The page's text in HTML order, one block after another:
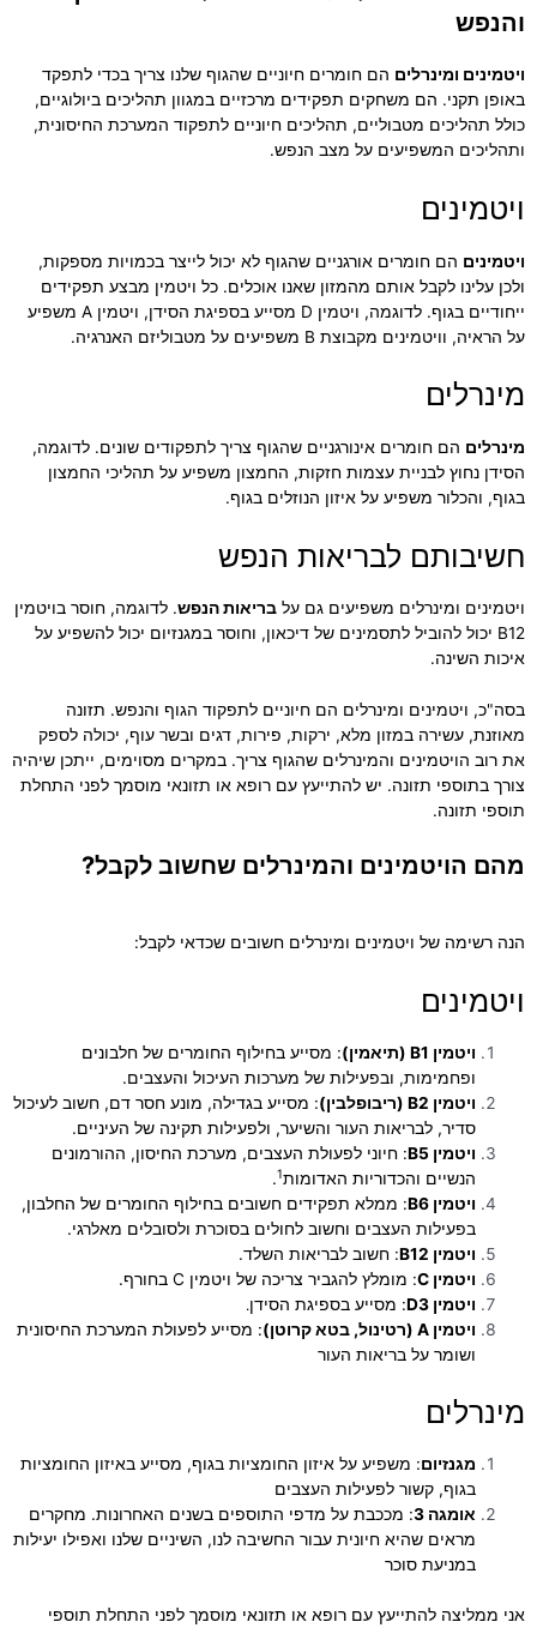
והנפש
ויטמינים ומינרלים הם חומרים חיוניים שהגוף שלנו צריך בכדי לתפקד
באופן תקני. הם משחקים תפקידים מרכזיים במגוון תהליכים ביולוגיים,
כולל תהליכים מטבוליים, תהליכים חיוניים לתפקוד המערכת החיסונית,
ותהליכים המשפיעים על מצב הנפש.
ויטמינים
ויטמינים הם חומרים אורגניים שהגוף לא יכול לייצר בכמויות מספקות,
ולכן עלינו לקבל אותם מהמזון שאנו אוכלים. כל ויטמין מבצע תפקידים
ייחודיים בגוף. לדוגמה, ויטמין D מסייע בספיגת הסידן, ויטמין A משפיע
על הראיה, וויטמינים מקבוצת B משפיעים על מטבוליזם האנרגיה.
מינרלים
מינרלים הם חומרים אינורגניים שהגוף צריך לתפקודים שונים. לדוגמה,
הסידן נחוץ לבניית עצמות חזקות, החמצון משפיע על תהליכי החמצון
בגוף, והכלור משפיע על איזון הנוזלים בגוף.
חשיבותם לבריאות הנפש
ויטמינים ומינרלים משפיעים גם על בריאות הנפש. לדוגמה, חוסר בויטמין
B12 יכול להוביל לתסמינים של דיכאון, וחוסר במגנזיום יכול להשפיע על
איכות השינה.
בסה"כ, ויטמינים ומינרלים הם חיוניים לתפקוד הגוף והנפש. תזונה
מאוזנת, עשירה במזון מלא, ירקות, פירות, דגים ובשר עוף, יכולה לספק
את רוב הויטמינים והמינרלים שהגוף צריך. במקרים מסוימים, ייתכן שיהיה
צורך בתוספי תזונה. יש להתייעץ עם רופא או תזונאי מוסמך לפני התחלת
תוספי תזונה.
מהם הויטמינים והמינרלים שחשוב לקבל?
הנה רשימה של ויטמינים ומינרלים חשובים שכדאי לקבל:
ויטמינים
ויטמין B1 (תיאמין)
: מסייע בחילוף החומרים של חלבונים
ופחמימות, ובפעילות של מערכות העיכול והעצבים.
ויטמין B2 (ריבופלבין)
: מסייע בגדילה, מונע חסר דם, חשוב לעיכול
סדיר, לבריאות העור והשיער, ולפעילות תקינה של העיניים.
ויטמין B5
: חיוני לפעולת העצבים, מערכת החיסון, ההורמונים
הנשיים והכדוריות האדומות1
.
ויטמין B6
: ממלא תפקידים חשובים בחילוף החומרים של החלבון,
בפעילות העצבים וחשוב לחולים בסוכרת ולסובלים מאלרגי.
ויטמין B12
: חשוב לבריאות השלד.
ויטמין C
: מומלץ להגביר צריכה של ויטמין C בחורף
.
ויטמין D3
: מסייע בספיגת הסידן.
ויטמין A (רטינול, בטא קרוטן)
: מסייע לפעולת המערכת החיסונית
ושומר על בריאות העור
מינרלים
מגנזיום: משפיע על איזון החומציות בגוף, מסייע באיזון החומציות
בגוף, קשור לפעילות העצבים
אומגה 3
: מככבת על מדפי התוספים בשנים האחרונות. מחקרים
מראים שהיא חיונית עבור החשיבה לנו, השיניים שלנו ואפילו יעילות
במניעת סוכר
אני ממליצה להתייעץ עם רופא או תזונאי מוסמך לפני התחלת תוספי